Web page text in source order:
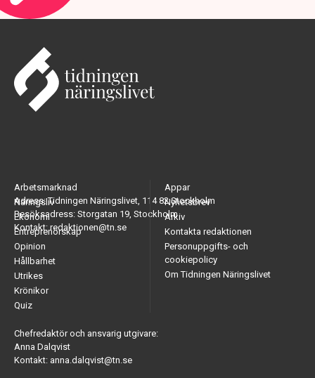
Adress: Tidningen Näringslivet, 114 82 Stockholm
Besöksadress: Storgatan 19, Stockholm
Kontakt: redaktionen@tn.se
Arbetsmarknad
Näringsliv
Ekonomi
Entreprenörskap
Opinion
Hållbarhet
Utrikes
Krönikor
Quiz
Appar
Nyhetsbrev
Arkiv
Kontakta redaktionen
Personuppgifts- och
cookiepolicy
Om Tidningen Näringslivet
Chefredaktör och ansvarig utgivare:
Anna Dalqvist
Kontakt: anna.dalqvist@tn.se